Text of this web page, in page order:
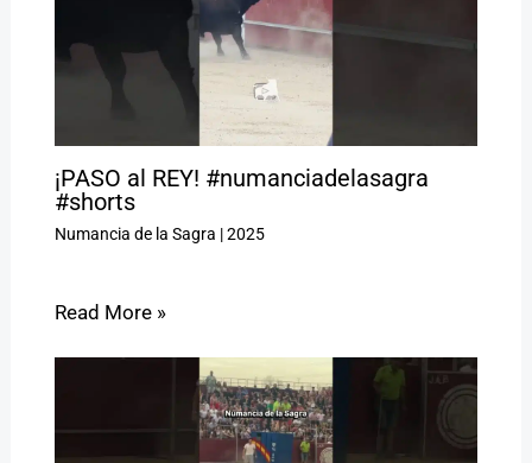
¡PASO al REY! #numanciadelasagra
#shorts
Numancia de la Sagra |2025
Read More »